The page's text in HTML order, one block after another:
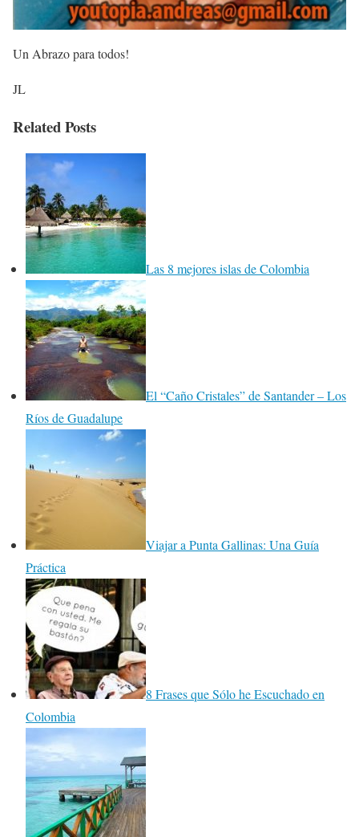
Un Abrazo para todos!
JL
Related Posts
Las 8 mejores islas de Colombia
El “Caño Cristales” de Santander – Los
Ríos de Guadalupe
Viajar a Punta Gallinas: Una Guía
Práctica
8 Frases que Sólo he Escuchado en
Colombia